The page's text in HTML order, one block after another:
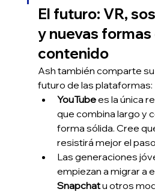
El futuro: VR,
y nuevas formas
contenido
Ash también comparte
futuro de las plataformas:
YouTube es la única
que combina largo y
forma sólida. Cree
resistirá mejor el
Las generaciones
empiezan a migrar a
Snapchat u otros